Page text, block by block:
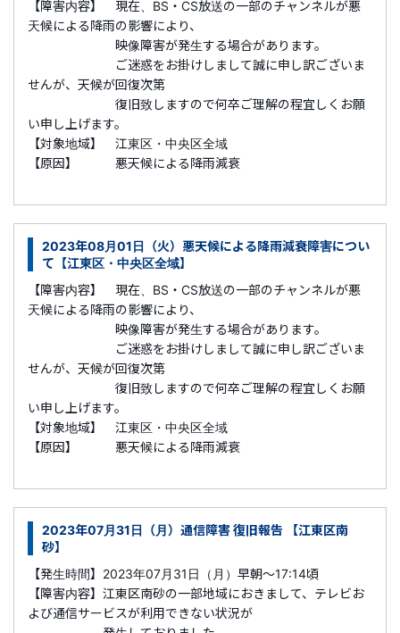
【障害内容】 現在、BS・CS放送の一部のチャンネルが悪
天候による降雨の影響により、
映像障害が発生する場合があります。
ご迷惑をお掛けしまして誠に申し訳ございま
せんが、天候が回復次第
復旧致しますので何卒ご理解の程宜しくお願
い申し上げます。
【対象地域】 江東区・中央区全域
【原因】 悪天候による降雨減衰
2023年08月01日（火）悪天候による降雨減衰障害につい
て【江東区・中央区全域】
【障害内容】 現在、BS・CS放送の一部のチャンネルが悪
天候による降雨の影響により、
映像障害が発生する場合があります。
ご迷惑をお掛けしまして誠に申し訳ございま
せんが、天候が回復次第
復旧致しますので何卒ご理解の程宜しくお願
い申し上げます。
【対象地域】 江東区・中央区全域
【原因】 悪天候による降雨減衰
2023年07月31日（月）通信障害 復旧報告 【江東区南
砂】
【発生時間】2023年07月31日（月）早朝～17:14頃
【障害内容】江東区南砂の一部地域におきまして、テレビお
よび通信サービスが利用できない状況が